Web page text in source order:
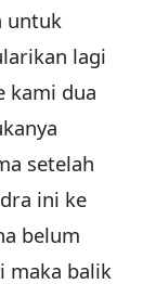
untuk
lagi
kami dua
setelah
ini ke
belum
maka balik